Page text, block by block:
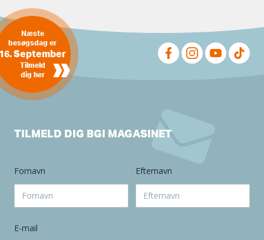
»
Næste
besøgsdag er
September
Tilmeld
dig her
TILMELD DIG BGI MAGASINET